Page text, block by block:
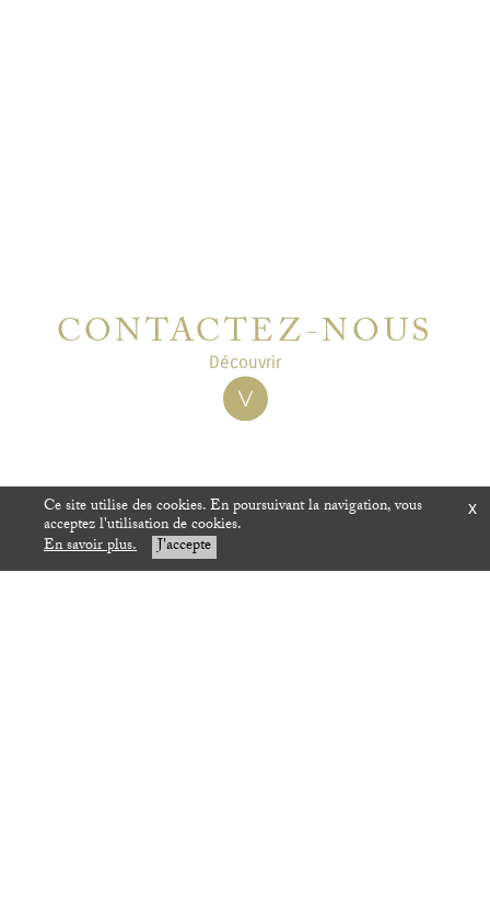
CONTACTEZ-NOUS
Découvrir
Ce site utilise des cookies. En poursuivant la navigation, vous
acceptez l'utilisation de cookies.
En savoir plus. J'accepte
x